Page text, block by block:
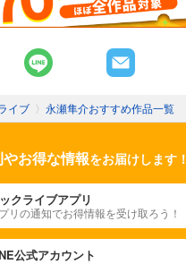
イブ 〉 永瀬隼介おすすめ作品一覧
やお得な情報をお届けします！
クライブアプリ
リの通知でお得情報を受け取ろう！
公式アカウント